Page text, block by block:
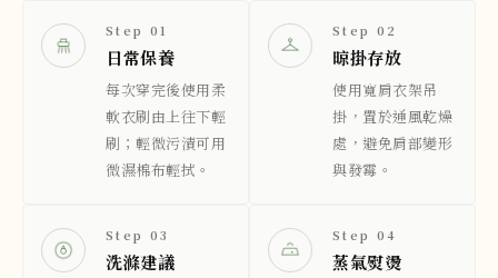
Step 01
日常保養
每次穿完後使用柔
軟衣刷由上往下輕
刷；輕微污漬可用
微濕棉布輕拭。
Step 02
晾掛存放
使用寬肩衣架吊
掛，置於通風乾燥
處，避免肩部變形
與發霉。
Step 03
洗滌建議
Step 04
蒸氣熨燙